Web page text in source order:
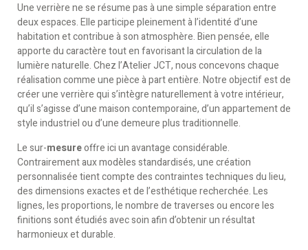
Une verrière ne se résume pas à une simple séparation entre
deux espaces. Elle participe pleinement à l’identité d’une
habitation et contribue à son atmosphère. Bien pensée, elle
apporte du caractère tout en favorisant la circulation de la
lumière naturelle. Chez l’Atelier JCT, nous concevons chaque
réalisation comme une pièce à part entière. Notre objectif est de
créer une verrière qui s’intègre naturellement à votre intérieur,
qu’il s’agisse d’une maison contemporaine, d’un appartement de
style industriel ou d’une demeure plus traditionnelle.
Le sur-mesureoffre ici un avantage considérable.
Contrairement aux modèles standardisés, une création
personnalisée tient compte des contraintes techniques du lieu,
des dimensions exactes et de l’esthétique recherchée. Les
lignes, les proportions, le nombre de traverses ou encore les
finitions sont étudiés avec soin afin d’obtenir un résultat
harmonieux et durable.